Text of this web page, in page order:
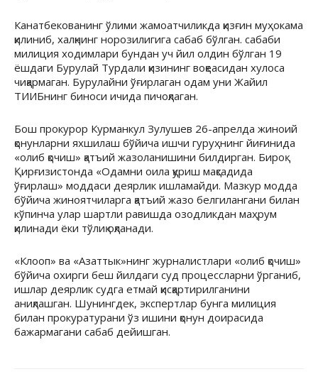
Канатбекованинг ўлими жамоатчиликда қизғин муҳокама
қилиниб, халқнинг норозилигига сабаб бўлган. сабаби
милиция ходимлари бундан уч йил олдин бўлган 19
ёшдаги Бурулай Турдали қизининг воқеасидан хулоса
чиқармаган. Бурулайни ўғирлаган одам уни Жайил
ТИИБнинг биноси ичида пичоқлаган.
Бош прокурор Курманкул Зулушев 26-апрелда жиноий
қонунларни яхшилаш бўйича ишчи гуруҳнинг йиғинида
«олиб қочиш» қатъий жазоланишини билдирган. Бироқ
Қирғизистонда «Одамни оила қуриш мақсадида
ўғирлаш» моддаси деярлик ишламайди. Мазкур модда
бўйича жиноятчиларга қатъий жазо белгилангани билан
кўпинча улар шартли равишда озодликдан маҳрум
қилинади ёки тўлиқ оқланади.
«Клооп» ва «Азаттык»нинг журналистлари «олиб қочиш»
бўйича охирги беш йилдаги суд процессларни ўрганиб,
ишлар деярлик судга етмай қисқартирилганини
аниқлашган. Шунингдек, экспертлар бунга милиция
билан прокуратурани ўз ишини қонун доирасида
бажармагани сабаб дейишган.